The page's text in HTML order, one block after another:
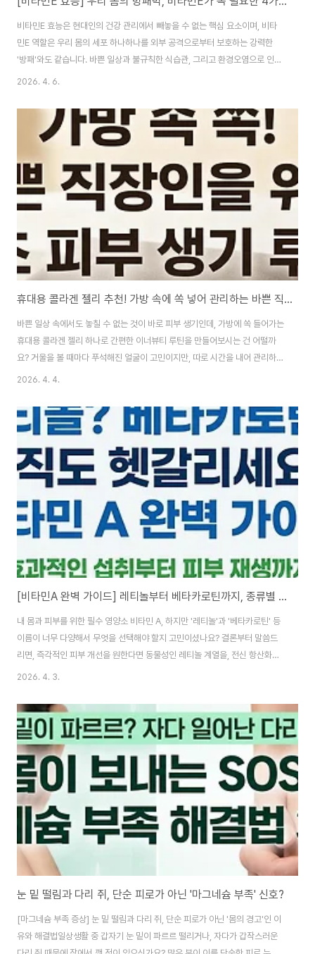
비타민E 효능은 현대인의 건강 관리에서 빼놓을 수 없는 핵심 요소이며, 비타
민E 역할은 우리 몸의 세포 하나하나를 외부 공격으로부터 보호하는 강력한
'방패'와도 같습니다. 바쁜 일상과 불규칙한 식습관, 그리고 환경오염으로 인해
체내 산화 스트레스가 높아지는 오늘날, 비타민E는 단순한 영양제를 넘어 생존
지용성 비타민이 정확히 어떤 기전으로 우리의 건강을 지키는지, 그리고 왜 우
리가 이 영양소에 주목해야 하는지 구체적인 정보를 통해 알아보겠습니다. 1.
강력한 항산화제로 세포의 노화를 방지하다 비타민E의 가장 대표적인 기능은
세포막 보호와 활성산소 제거입니다. 우리 몸은 에너지를 만드는 과정에서 필
연적으로 '활성산소'라는 찌꺼기를..
2026. 4. 6.
휴대용 콜라겐 젤리 추천! 가방 속에 쏙 넣어 관리하는 바쁜 직장인 이너뷰티 루틴
바쁜 일상 속에서도 놓칠 수 없는 것이 바로 피부 생기인데, 가방에 쏙 들어가는
휴대용 콜라겐 젤리 하나로 간편한 이너뷰티 루틴을 만들어보시는 건 어떨까
요? 거울을 볼 때마다 푸석해진 얼굴이 고민이지만, 따로 시간을 내어 관리하기
어려운 분들을 위해 언제 어디서나 생기를 충전할 수 있는 팁을 정리해 드립니
루 형태나 알약 형태의 콜라겐이 주를 이루었지만, 최근에는 맛과 편의성을 모
두 잡은 콜라겐 젤리가 대세로 자리 잡았습니다. 특히 외출이 잦은 직장인이나
큰 장점은 물 없이도 간식처럼 섭취할 수 있다는 점입니다. 가방이나 파우치, 심
지어 코트 주머니에..
2026. 4. 4.
[비타민A 완벽 가이드] 레티놀부터 베타카로틴까지, 종류별 차이와 효과적인 섭취법
내 몸과 피부를 위한 필수 영양소 비타민 A, 하지만 '레티놀'과 '베타카로틴' 등
이름이 너무 다양해서 무엇을 선택해야 할지 고민이셨나요? 결론부터 말씀드
리면, 즉각적인 피부 개선을 원한다면 동물성인 레티놀 계열을, 전신 항산화와
안전한 영양 보충을 원한다면 식물성인 베타카로틴을 선택하는 것이 좋습니다.
1500자 분량으로 완벽하게 정리해 드립니다.1. 비타민 A, 크게 두 가지 줄기만
기억하세요 비타민 A는 크게 **동물성 비타민 A(레티노이드)**와 **식물성
비타민 A(카로티노이드)**로 나뉩니다. 우리 몸에서 하는 역할은 비슷하지만,
흡수 방식과 효율에서 큰 차이가 있습니다. ① 동물성 비타민 A: 레티놀
(Retinol)..
2026. 4. 3.
눈 밑 떨림과 다리 쥐, 단순 피로가 아닌 '마그네슘 부족' 신호?
[마그네슘 부족 증상] 눈 밑 떨림과 다리 쥐, 단순 피로가 아닌 '몸의 경고'인 이
유와 해결법일상생활 중 갑자기 눈 밑이 파르르 떨리거나, 자다가 갑작스러운